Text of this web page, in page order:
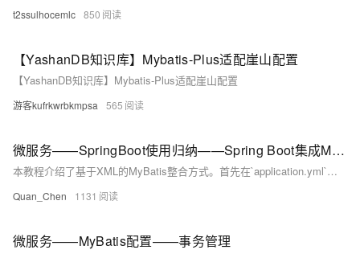
t2ssulhocemlc 850
【YashanDB知识库】Mybatis-Plus适配崖山配置
【YashanDB知识库】Mybatis-Plus适配崖山配置
游客kufrkwrbkmpsa 565
微服务——SpringBoot使用归纳——Spring Boot集成MyBatis——基于 xml 的整合
本教程介绍了基于XML的MyBatis整合方式。首先在`application.yml`中配置XML路径，如`classpath:mapper/*.xml`，然后创建`UserMapper.xml`文件定义SQL映射，包括`resultMap`和查询语句。通过设置`namespace`关联Mapper接口，实现如`getUserByName`的方法。Controller层调用Service完成测试，访问`/getUserByName/{name}`即可返回用户信息。为简化Mapper扫描，推荐在Spring Boot启动类用`@MapperScan`注解指定包路径避免逐个添加`@Mapper`
Quan_Chen 1131
微服务——MyBatis配置——事务管理